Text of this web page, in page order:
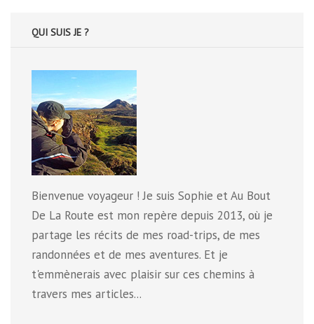
QUI SUIS JE ?
Bienvenue voyageur ! Je suis Sophie et Au Bout
De La Route est mon repère depuis 2013, où je
partage les récits de mes road-trips, de mes
randonnées et de mes aventures. Et je
t'emmènerais avec plaisir sur ces chemins à
travers mes articles...